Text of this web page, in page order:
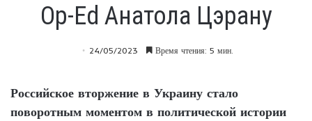
Op-Ed Анатола Цэрану
24/05/2023 Время чтения: 5 мин.
Российское вторжение в Украину стало
поворотным моментом в политической истории